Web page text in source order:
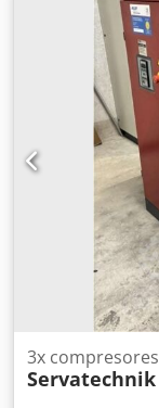
3x compresores
Servatechnik